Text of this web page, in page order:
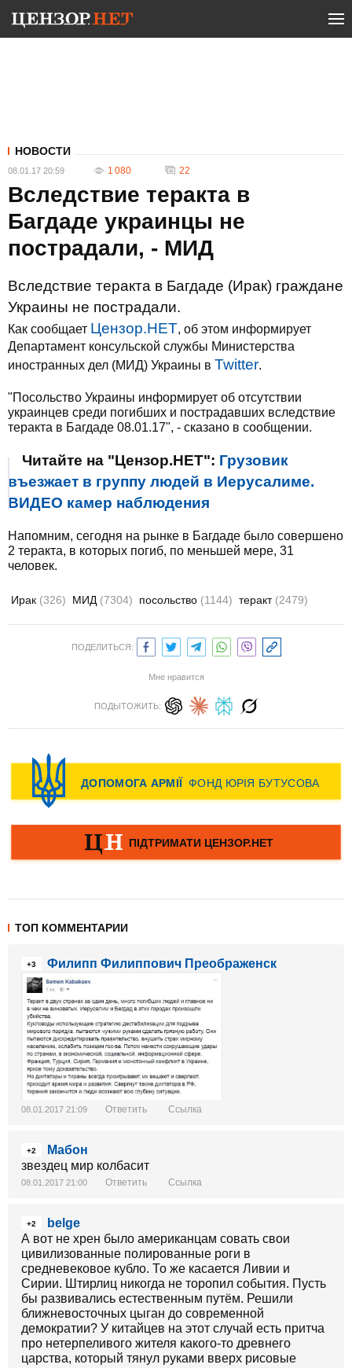
НОВОСТИ
08.01.17 20:59 1 080 22
Вследствие теракта в
Багдаде украинцы не
пострадали, - МИД
Вследствие теракта в Багдаде (Ирак) граждане
Украины не пострадали.
Как сообщает Цензор.НЕТ, об этом информирует
Департамент консульской службы Министерства
иностранных дел (МИД) Украины в Twitter.
"Посольство Украины информирует об отсутствии
украинцев среди погибших и пострадавших вследствие
теракта в Багдаде 08.01.17", - сказано в сообщении.
Читайте на "Цензор.НЕТ": Грузовик
въезжает в группу людей в Иерусалиме.
ВИДЕО камер наблюдения
Напомним, сегодня на рынке в Багдаде было совершено
2 теракта, в которых погиб, по меньшей мере, 31
человек.
Ирак (326) МИД (7304) посольство (1144) теракт (2479)
ПОДЕЛИТЬСЯ:
Мне нравится
ПОДЫТОЖИТЬ:
ТОП КОММЕНТАРИИ
+3 Филипп Филиппович Преображенск
08.01.2017 21:09 Ответить Ссылка
+2
Мабон
звездец мир колбасит
08.01.2017 21:00 Ответить Ссылка
+2
belge
А вот не хрен было американцам совать свои
цивилизованные полированные роги в
средневековое кубло. То же касается Ливии и
Сирии. Штирлиц никогда не торопил события. Пусть
бы развивались естественным путём. Решили
ближневосточных цыган до современной
демократии? У китайцев на этот случай есть притча
про нетерпеливого жителя какого-то древнего
царства, который тянул руками вверх рисовые